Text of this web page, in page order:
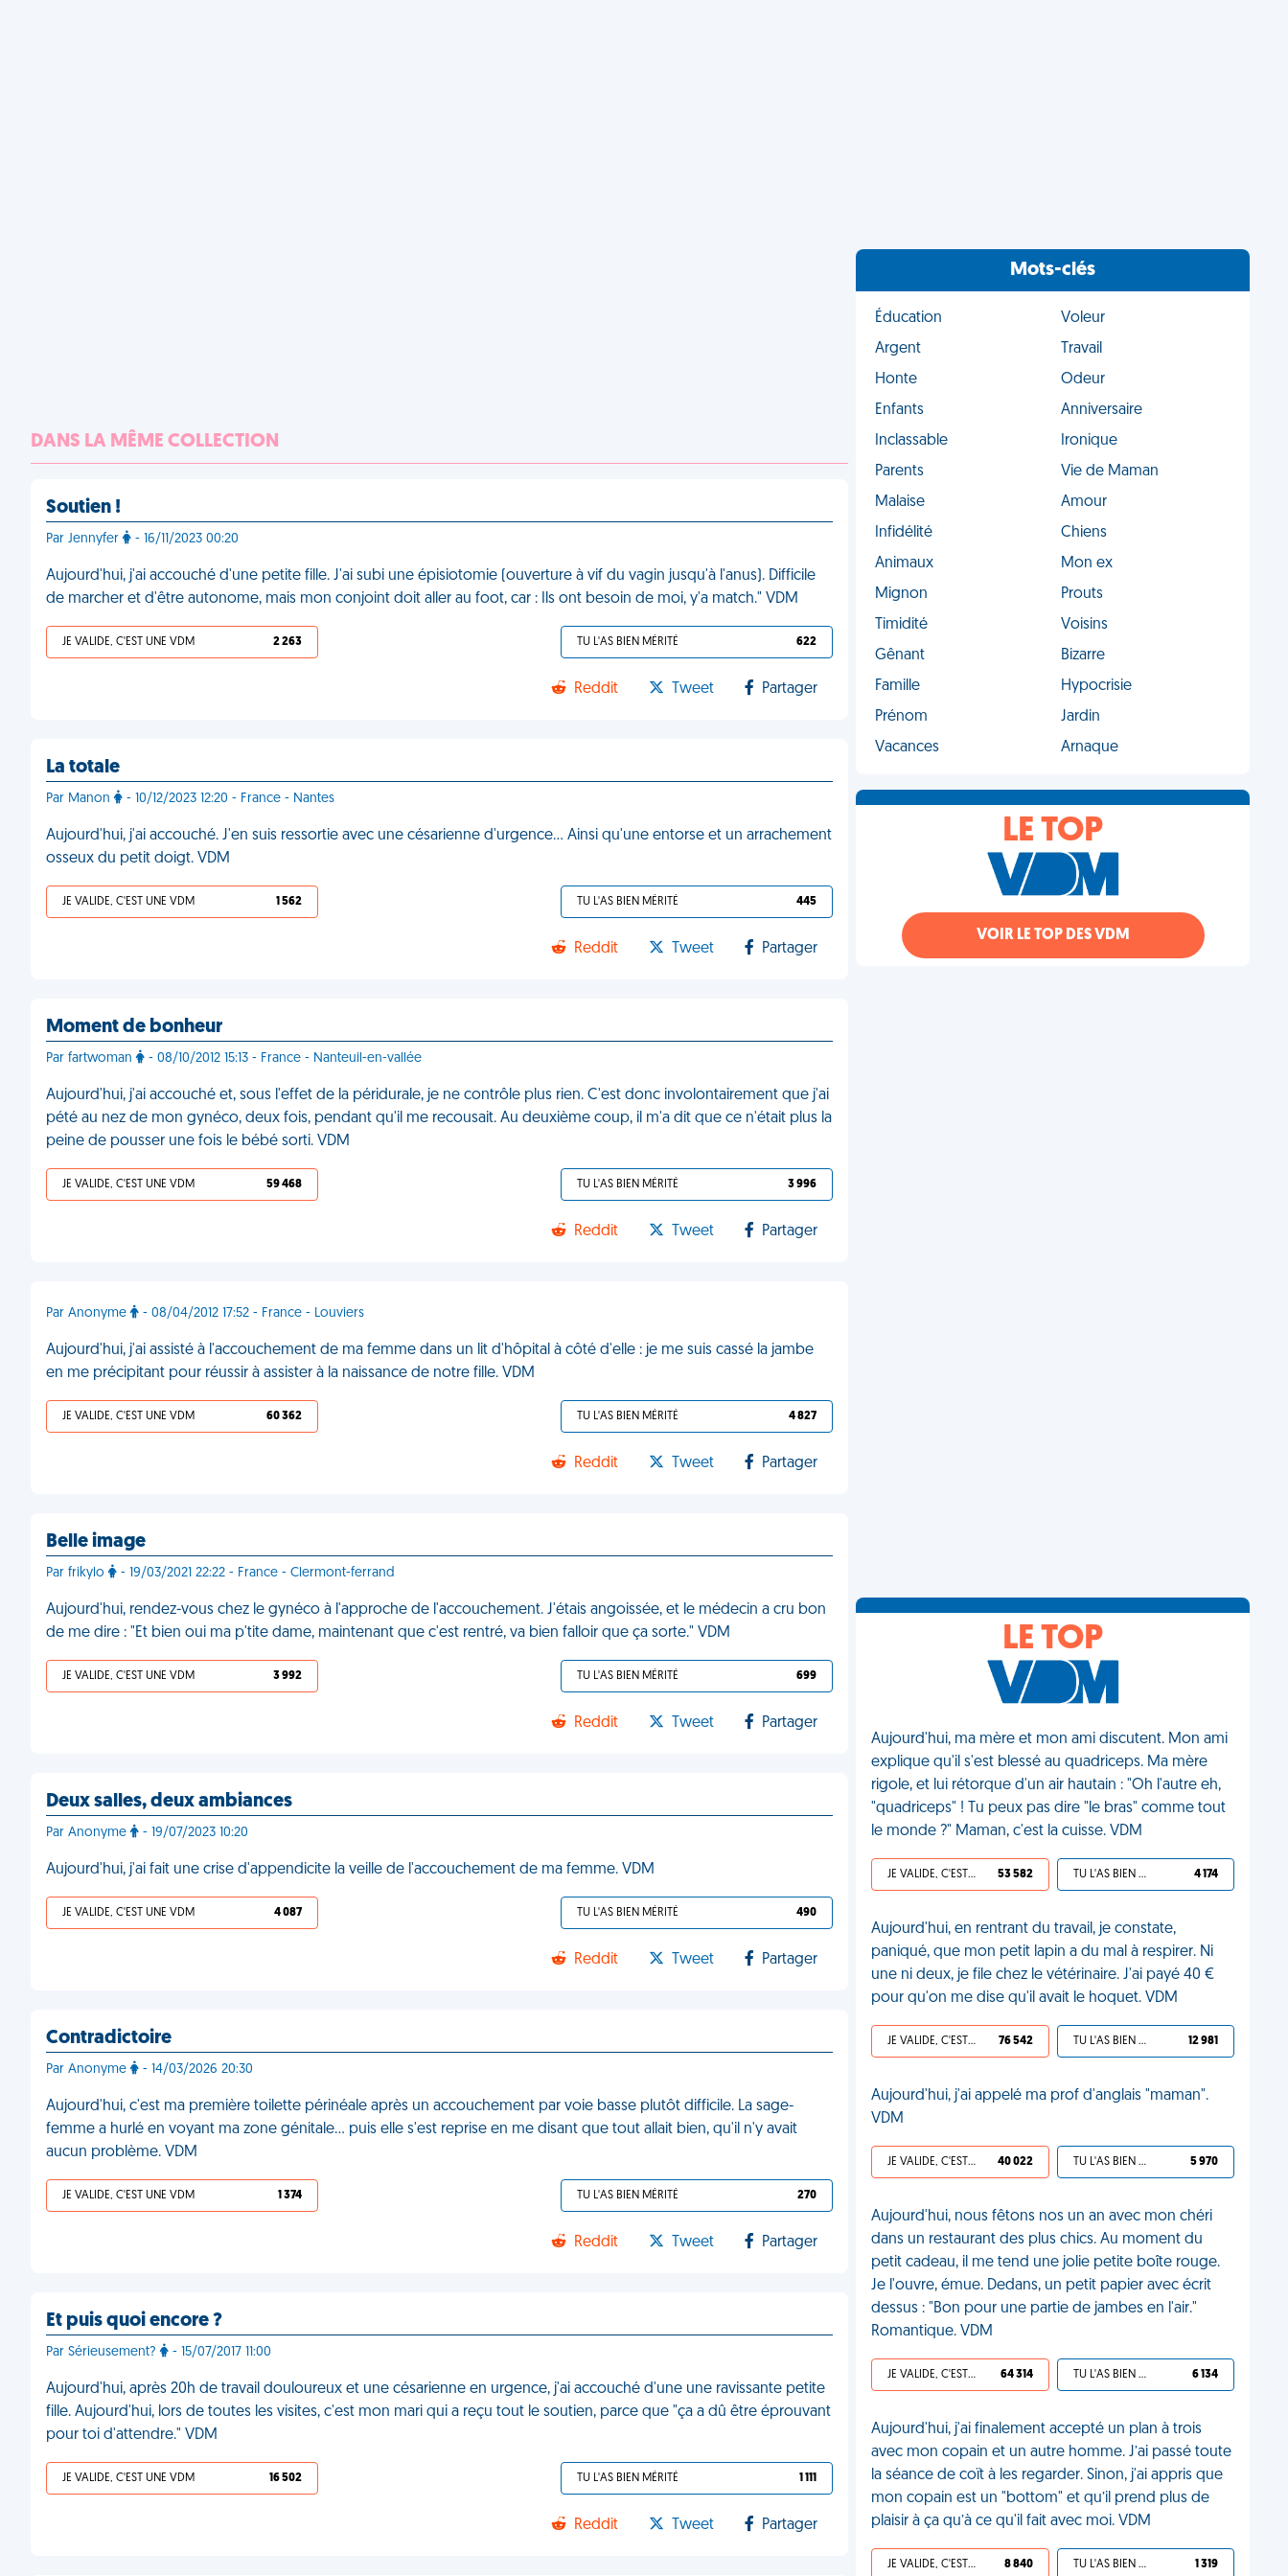
DANS LA MÊME COLLECTION
Soutien !
Par Jennyfer - 16/11/2023 00:20
Aujourd'hui, j'ai accouché d'une petite fille. J'ai subi une épisiotomie (ouverture à vif du vagin jusqu'à l'anus). Difficile
de marcher et d'être autonome, mais mon conjoint doit aller au foot, car : Ils ont besoin de moi, y'a match." VDM
JE VALIDE, C'EST UNE VDM 2 263 TU L'AS BIEN MÉRITÉ 622
Reddit Tweet Partager
La totale
Par Manon - 10/12/2023 12:20 - France - Nantes
Aujourd'hui, j'ai accouché. J'en suis ressortie avec une césarienne d'urgence… Ainsi qu'une entorse et un arrachement
osseux du petit doigt. VDM
JE VALIDE, C'EST UNE VDM 1 562 TU L'AS BIEN MÉRITÉ 445
Reddit Tweet Partager
Moment de bonheur
Par fartwoman - 08/10/2012 15:13 - France - Nanteuil-en-vallée
Aujourd'hui, j'ai accouché et, sous l'effet de la péridurale, je ne contrôle plus rien. C'est donc involontairement que j'ai
pété au nez de mon gynéco, deux fois, pendant qu'il me recousait. Au deuxième coup, il m'a dit que ce n'était plus la
peine de pousser une fois le bébé sorti. VDM
JE VALIDE, C'EST UNE VDM 59 468 TU L'AS BIEN MÉRITÉ 3 996
Reddit Tweet Partager
Par Anonyme - 08/04/2012 17:52 - France - Louviers
Aujourd'hui, j'ai assisté à l'accouchement de ma femme dans un lit d'hôpital à côté d'elle : je me suis cassé la jambe
en me précipitant pour réussir à assister à la naissance de notre fille. VDM
JE VALIDE, C'EST UNE VDM 60 362 TU L'AS BIEN MÉRITÉ 4 827
Reddit Tweet Partager
Belle image
Par frikylo - 19/03/2021 22:22 - France - Clermont-ferrand
Aujourd'hui, rendez-vous chez le gynéco à l'approche de l'accouchement. J'étais angoissée, et le médecin a cru bon
de me dire : "Et bien oui ma p'tite dame, maintenant que c'est rentré, va bien falloir que ça sorte." VDM
JE VALIDE, C'EST UNE VDM 3 992 TU L'AS BIEN MÉRITÉ 699
Reddit Tweet Partager
Deux salles, deux ambiances
Par Anonyme - 19/07/2023 10:20
Aujourd'hui, j'ai fait une crise d'appendicite la veille de l'accouchement de ma femme. VDM
JE VALIDE, C'EST UNE VDM 4 087 TU L'AS BIEN MÉRITÉ 490
Reddit Tweet Partager
Contradictoire
Par Anonyme - 14/03/2026 20:30
Aujourd'hui, c'est ma première toilette périnéale après un accouchement par voie basse plutôt difficile. La sage-
femme a hurlé en voyant ma zone génitale… puis elle s'est reprise en me disant que tout allait bien, qu'il n'y avait
aucun problème. VDM
JE VALIDE, C'EST UNE VDM 1 374 TU L'AS BIEN MÉRITÉ 270
Reddit Tweet Partager
Et puis quoi encore ?
Par Sérieusement? - 15/07/2017 11:00
Aujourd'hui, après 20h de travail douloureux et une césarienne en urgence, j'ai accouché d'une une ravissante petite
fille. Aujourd'hui, lors de toutes les visites, c'est mon mari qui a reçu tout le soutien, parce que "ça a dû être éprouvant
pour toi d'attendre." VDM
JE VALIDE, C'EST UNE VDM 16 502 TU L'AS BIEN MÉRITÉ 1 111
Reddit Tweet Partager
Mots-clés
Éducation
Voleur
Argent
Travail
Honte
Odeur
Enfants
Anniversaire
Inclassable
Ironique
Parents
Vie de Maman
Malaise
Amour
Infidélité
Chiens
Animaux
Mon ex
Mignon
Prouts
Timidité
Voisins
Gênant
Bizarre
Famille
Hypocrisie
Prénom
Jardin
Vacances
Arnaque
LE TOP
VOIR LE TOP DES VDM
LE TOP
Aujourd'hui, ma mère et mon ami discutent. Mon ami
explique qu'il s'est blessé au quadriceps. Ma mère
rigole, et lui rétorque d'un air hautain : "Oh l'autre eh,
"quadriceps" ! Tu peux pas dire "le bras" comme tout
le monde ?" Maman, c'est la cuisse. VDM
JE VALIDE, C'EST UNE VDM 53 582 TU L'AS BIEN MÉRITÉ 4 174
Aujourd'hui, en rentrant du travail, je constate,
paniqué, que mon petit lapin a du mal à respirer. Ni
une ni deux, je file chez le vétérinaire. J'ai payé 40 €
pour qu'on me dise qu'il avait le hoquet. VDM
JE VALIDE, C'EST UNE VDM 76 542 TU L'AS BIEN MÉRITÉ 12 981
Aujourd'hui, j'ai appelé ma prof d'anglais "maman".
VDM
JE VALIDE, C'EST UNE VDM 40 022 TU L'AS BIEN MÉRITÉ 5 970
Aujourd'hui, nous fêtons nos un an avec mon chéri
dans un restaurant des plus chics. Au moment du
petit cadeau, il me tend une jolie petite boîte rouge.
Je l'ouvre, émue. Dedans, un petit papier avec écrit
dessus : "Bon pour une partie de jambes en l'air."
Romantique. VDM
JE VALIDE, C'EST UNE VDM 64 314 TU L'AS BIEN MÉRITÉ 6 134
Aujourd'hui, j'ai finalement accepté un plan à trois
avec mon copain et un autre homme. J’ai passé toute
la séance de coït à les regarder. Sinon, j'ai appris que
mon copain est un "bottom" et qu’il prend plus de
plaisir à ça qu’à ce qu'il fait avec moi. VDM
JE VALIDE, C'EST UNE VDM 8 840 TU L'AS BIEN MÉRITÉ 1 319